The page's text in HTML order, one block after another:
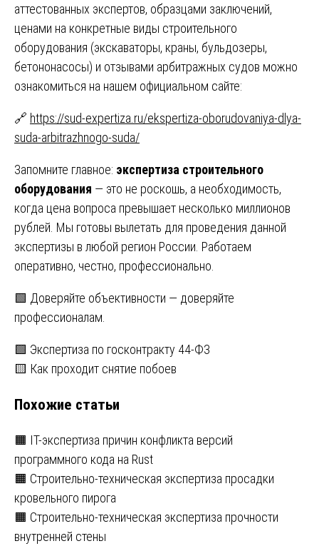
аттестованных экспертов, образцами заключений,
ценами на конкретные виды строительного
оборудования (экскаваторы, краны, бульдозеры,
бетононасосы) и отзывами арбитражных судов можно
ознакомиться на нашем официальном сайте:
🔗 https://sud-expertiza.ru/ekspertiza-oborudovaniya-dlya-
suda-arbitrazhnogo-suda/
Запомните главное: экспертиза строительного
оборудования — это не роскошь, а необходимость,
когда цена вопроса превышает несколько миллионов
рублей. Мы готовы вылетать для проведения данной
экспертизы в любой регион России. Работаем
оперативно, честно, профессионально.
🟩 Доверяйте объективности — доверяйте
профессионалам.
Навигация
записям
🟩 Экспертиза по госконтракту 44-ФЗ
🟨 Как проходит снятие побоев
Похожие статьи
🟧 IT-экспертиза причин конфликта версий
программного кода на Rust
🟧 Строительно-техническая экспертиза просадки
кровельного пирога
🟧 Строительно-техническая экспертиза прочности
внутренней стены